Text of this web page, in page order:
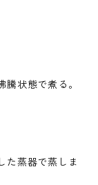
状態で煮る。
た蒸器で蒸しま